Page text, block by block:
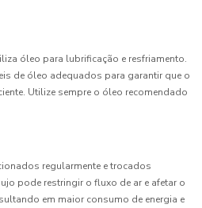
óleo para lubrificação e resfriamento.
de óleo adequados para garantir que o
Utilize sempre o óleo recomendado
regularmente e trocados
pode restringir o fluxo de ar e afetar o
em maior consumo de energia e